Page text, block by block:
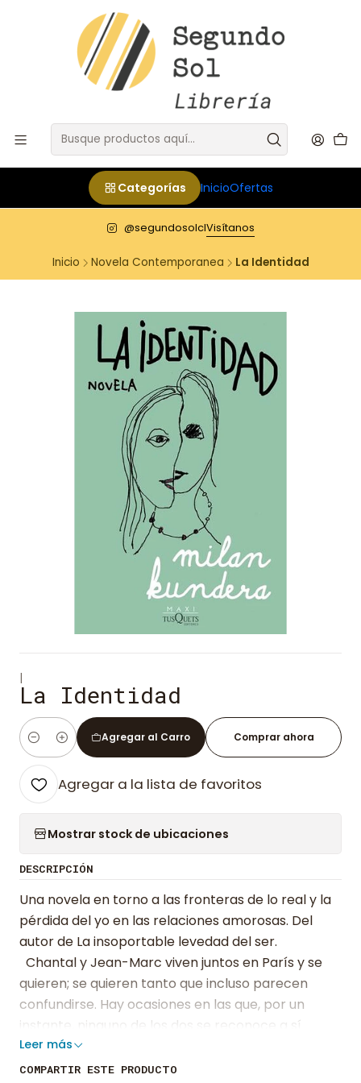
Categorías InicioOfertas
@segundosolclVisítanos
Inicio Novela Contemporanea La Identidad
|
La Identidad
Cantidad
Agregar al Carro Comprar ahora
Agregar a la lista de favoritos
Mostrar stock de ubicaciones
DESCRIPCIÓN
Una novela en torno a las fronteras de lo real y la
pérdida del yo en las relaciones amorosas. Del
autor de La insoportable levedad del ser.
Chantal y Jean-Marc viven juntos en París y se
quieren; se quieren tanto que incluso parecen
confundirse. Hay ocasiones en las que, por un
instante, ninguno de los dos se reconoce a sí
mismo y la identidad del otro se disuelve. Es un
proceso vertiginoso que todo el que ama ha
Leer más
COMPARTIR ESTE PRODUCTO